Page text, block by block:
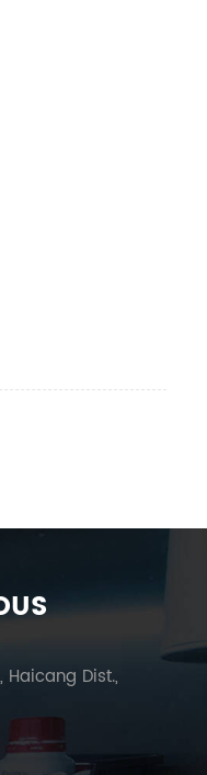
Haicang Dist.,